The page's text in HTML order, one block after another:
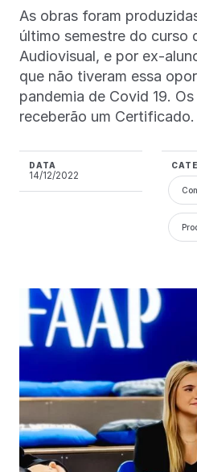
As obras foram
último semestre do curso
Audiovisual, e por ex-
que não tiveram essa
pandemia de Covid 19.
receberão um Certificado.
DATA
14/12/2022